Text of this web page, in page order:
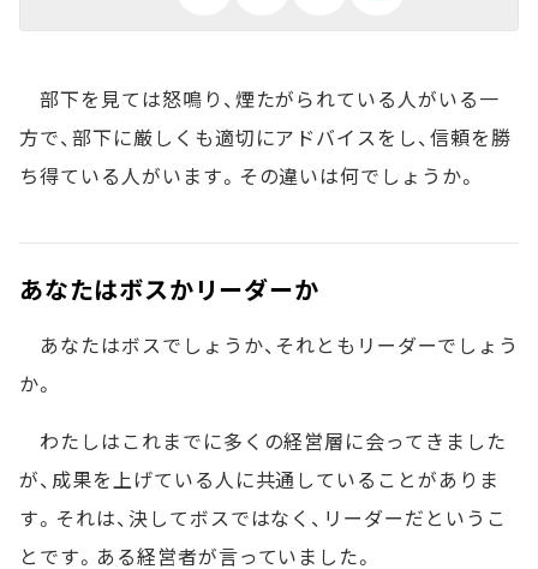
部下を見ては怒鳴り、煙たがられている人がいる一
方で、部下に厳しくも適切にアドバイスをし、信頼を勝
ち得ている人がいます。その違いは何でしょうか。
あなたはボスかリーダーか
あなたはボスでしょうか、それともリーダーでしょう
か。
わたしはこれまでに多くの経営層に会ってきました
が、成果を上げている人に共通していることがありま
す。それは、決してボスではなく、リーダーだというこ
とです。ある経営者が言っていました。